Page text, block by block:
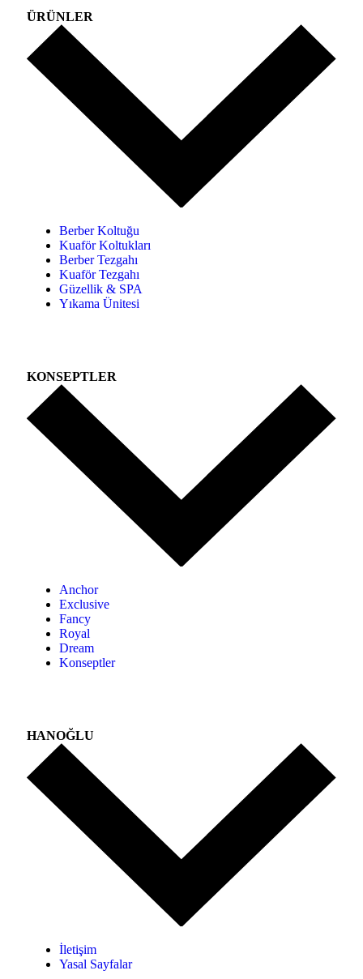
ÜRÜNLER
Berber Koltuğu
Kuaför Koltukları
Berber Tezgahı
Kuaför Tezgahı
Güzellik & SPA
Yıkama Ünitesi
KONSEPTLER
Anchor
Exclusive
Fancy
Royal
Dream
Konseptler
HANOĞLU
İletişim
Yasal Sayfalar